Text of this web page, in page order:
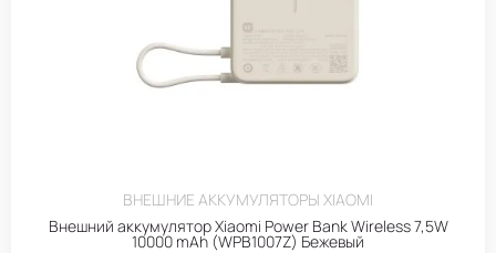
ВНЕШНИЕ АККУМУЛЯТОРЫ XIAOMI
Внешний аккумулятор Xiaomi Power Bank Wireless 7,5W
10000 mAh (WPB1007Z) Бежевый